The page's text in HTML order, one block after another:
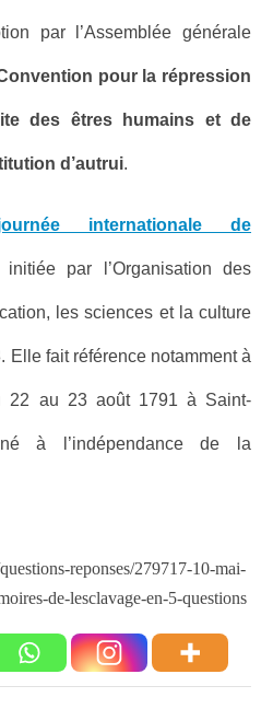
par l’Assemblée générale
pour la répression
des êtres humains et de
d’autrui.
internationale de
par l’Organisation des
les sciences et la culture
Elle fait référence notamment à
22 au 23 août 1791 à Saint-
à l’indépendance de la
reponses/279717-10-mai-
de-lesclavage-en-5-questions